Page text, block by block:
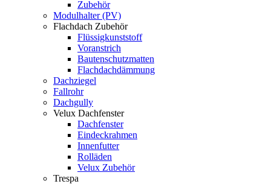
Zubehör
Modulhalter (PV)
Flachdach Zubehör
Flüssigkunststoff
Voranstrich
Bautenschutzmatten
Flachdachdämmung
Dachziegel
Fallrohr
Dachgully
Velux Dachfenster
Dachfenster
Eindeckrahmen
Innenfutter
Rolläden
Velux Zubehör
Trespa